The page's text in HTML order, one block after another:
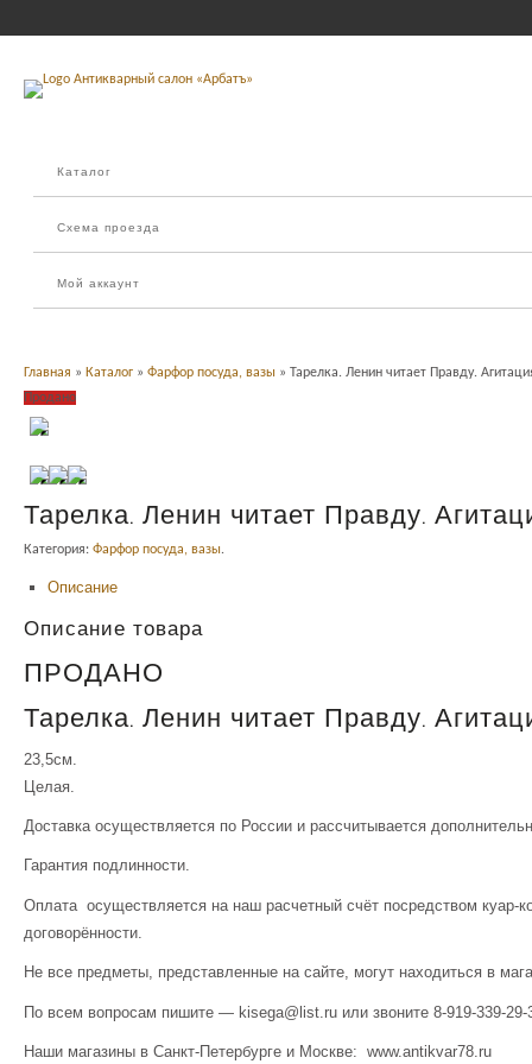
Каталог
Схема проезда
Мой аккаунт
Главная » Каталог » Фарфор посуда, вазы » Тарелка. Ленин читает Правду.
Продано
Тарелка. Ленин читает Правду.
Категория: Фарфор посуда, вазы.
Описание
Описание товара
ПРОДАНО
Тарелка. Ленин читает Правду.
23,5см.
Целая.
Доставка осуществляется по России и рассчитывается
Гарантия подлинности.
Оплата осуществляется на наш расчетный счёт посредством куар-
договорённости.
Не все предметы, представленные на сайте, могут находиться в
По всем вопросам пишите — kisega@list.ru или звоните 8-919-339-29-
Наши магазины в Санкт-Петербурге и Москве: www.antikvar78.ru